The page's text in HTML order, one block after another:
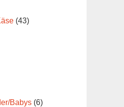
(43)
Babys(6)